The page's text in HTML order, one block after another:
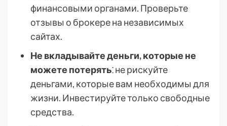
финансовыми органами. Проверьте
отзывы о брокере на независимых
сайтах.
Не вкладывайте деньги, которые не
можете потерять⁚ не рискуйте
деньгами, которые вам необходимы для
жизни. Инвестируйте только свободные
средства.